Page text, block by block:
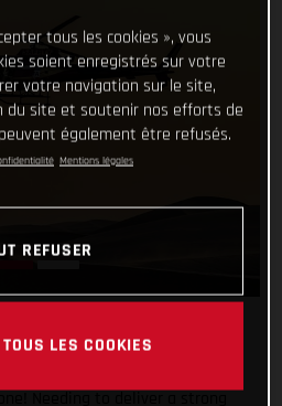
tous les cookies », vous
soient enregistrés sur votre
votre navigation sur le site,
du site et soutenir nos efforts de
également être refusés.
Mentions légales
REFUSER
LES COOKIES